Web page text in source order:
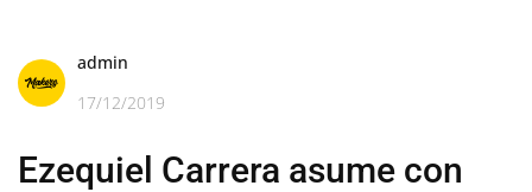
admin
17/12/2019
Ezequiel Carrera asume con